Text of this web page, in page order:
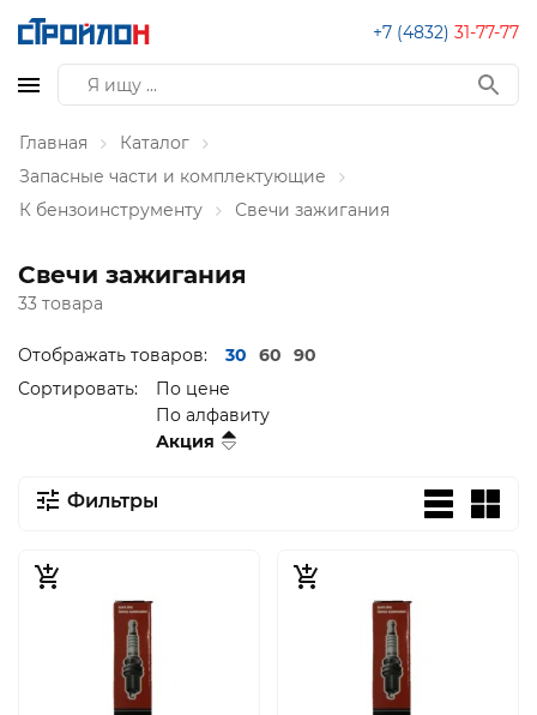
+7 (4832) 31-77-77
Главная
Каталог
Запасные части и комплектующие
К бензоинструменту
Свечи зажигания
Свечи зажигания
33 товара
Отображать товаров: 30 60
90
Сортировать:
По цене
По алфавиту
Акция
Фильтры